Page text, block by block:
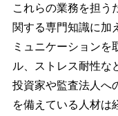
これらの業務を担う
関する専門知識に加
ミュニケーションを
ル、ストレス耐性な
投資家や監査法人へ
を備えている人材は